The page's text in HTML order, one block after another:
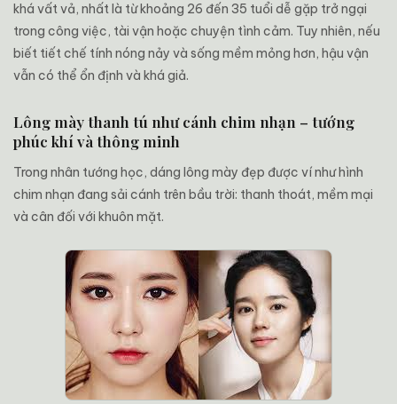
khá vất vả, nhất là từ khoảng 26 đến 35 tuổi dễ gặp trở ngại
trong công việc, tài vận hoặc chuyện tình cảm. Tuy nhiên, nếu
biết tiết chế tính nóng nảy và sống mềm mỏng hơn, hậu vận
vẫn có thể ổn định và khá giả.
Lông mày thanh tú như cánh chim nhạn – tướng
phúc khí và thông minh
Trong nhân tướng học, dáng lông mày đẹp được ví như hình
chim nhạn đang sải cánh trên bầu trời: thanh thoát, mềm mại
và cân đối với khuôn mặt.